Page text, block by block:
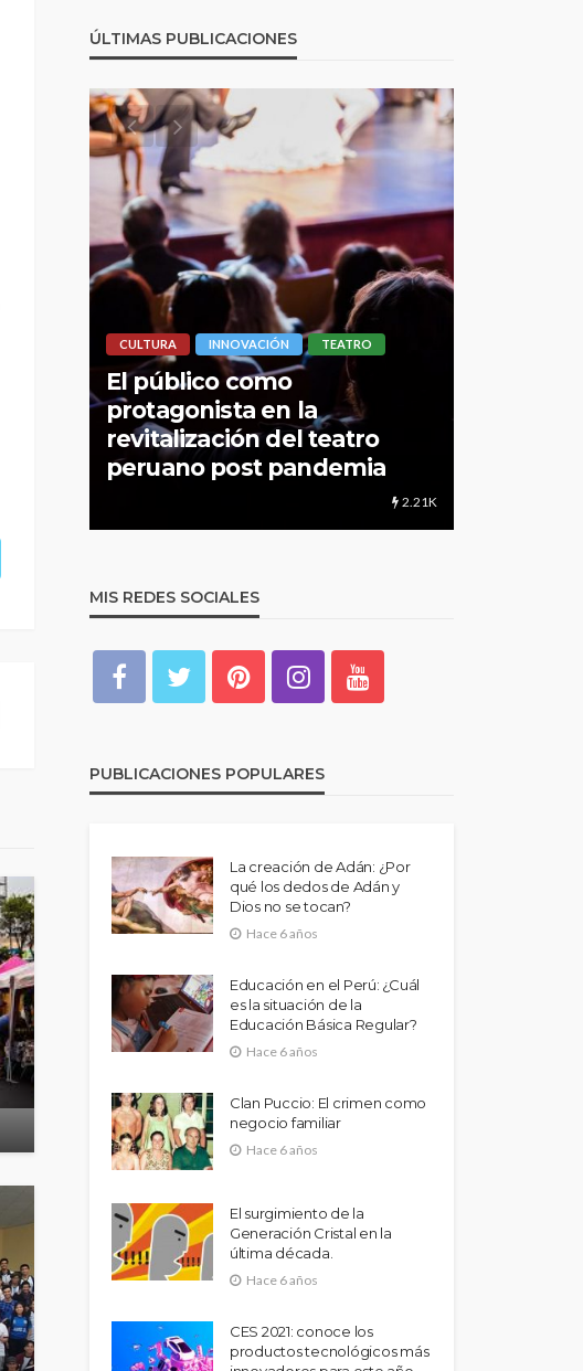
ÚLTIMAS PUBLICACIONES
LIMA HIPERLOCAL
UNMSM: Cuando una
institución brinda más que
educación
1.24K
MIS REDES SOCIALES
PUBLICACIONES POPULARES
La creación de Adán: ¿Por
qué los dedos de Adán y
Dios no se tocan?
Hace 6 años
Educación en el Perú: ¿Cuál
es la situación de la
Educación Básica Regular?
Hace 6 años
Clan Puccio: El crimen como
negocio familiar
Hace 6 años
El surgimiento de la
Generación Cristal en la
última década.
Hace 6 años
CES 2021: conoce los
productos tecnológicos más